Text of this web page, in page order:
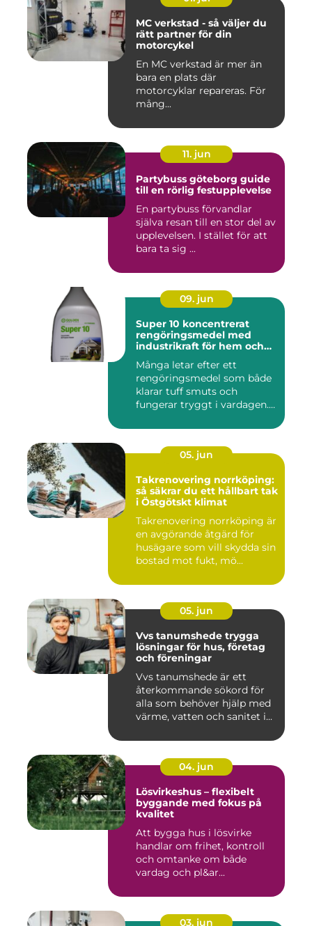
MC verkstad - så väljer du
rätt partner för din
motorcykel
En MC verkstad är mer än
bara en plats där
motorcyklar repareras. För
mång...
11. jun
Partybuss göteborg guide
till en rörlig festupplevelse
En partybuss förvandlar
själva resan till en stor del av
upplevelsen. I stället för att
bara ta sig ...
09. jun
Super 10 koncentrerat
rengöringsmedel med
industrikraft för hem och
Många letar efter ett
rengöringsmedel som både
klarar tuff smuts och
fungerar tryggt i vardagen.
05. jun
Takrenovering norrköping:
så säkrar du ett hållbart tak
i Östgötskt klimat
Takrenovering norrköping är
en avgörande åtgärd för
husägare som vill skydda sin
bostad mot fukt, mö...
05. jun
Vvs tanumshede trygga
lösningar för hus, företag
och föreningar
Vvs tanumshede är ett
återkommande sökord för
alla som behöver hjälp med
värme, vatten och sanitet i...
04. jun
Lösvirkeshus – flexibelt
byggande med fokus på
kvalitet
Att bygga hus i lösvirke
handlar om frihet, kontroll
och omtanke om både
vardag och pl&ar...
03. jun